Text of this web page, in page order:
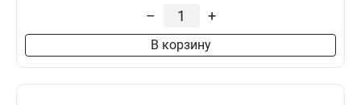
– +
В корзину